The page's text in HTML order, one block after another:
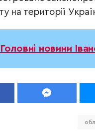
на території
Головні новини